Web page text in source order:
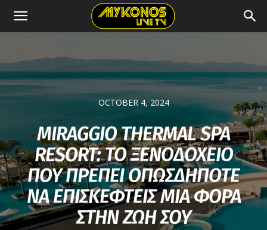
OCTOBER 4, 2024
MIRAGGIO THERMAL SPA
RESORT: ΤΟ ΞΕΝΟΔΟΧΕΙΟ
ΠΟΥ ΠΡΕΠΕΙ ΟΠΩΣΔΗΠΟΤΕ
ΝΑ ΕΠΙΣΚΕΦΤΕΙΣ ΜΙΑ ΦΟΡΑ
ΣΤΗΝ ΖΩΗ ΣΟΥ